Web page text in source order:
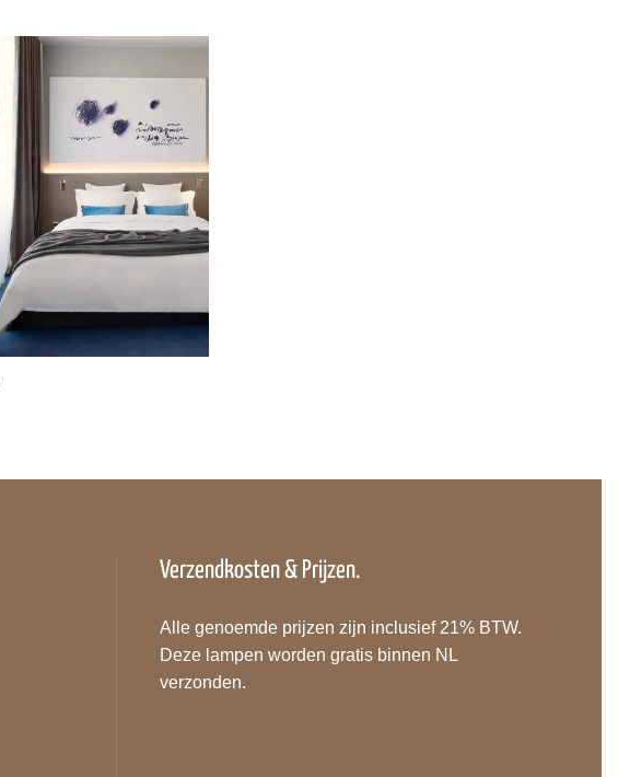
Verzendkosten & Prijzen.
Alle genoemde prijzen zijn inclusief 21% BTW.
Deze lampen worden gratis binnen NL
verzonden.